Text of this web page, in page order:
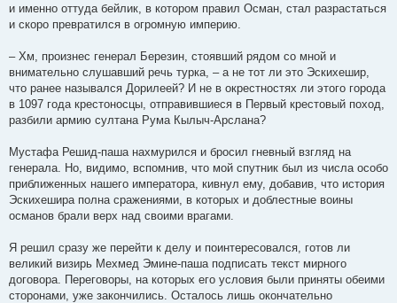
и именно оттуда бейлик, в котором правил Осман, стал разрастаться
и скоро превратился в огромную империю.
– Хм, произнес генерал Березин, стоявший рядом со мной и
внимательно слушавший речь турка, – а не тот ли это Эскихешир,
что ранее назывался Дорилеей? И не в окрестностях ли этого города
в 1097 года крестоносцы, отправившиеся в Первый крестовый поход,
разбили армию султана Рума Кылыч-Арслана?
Мустафа Решид-паша нахмурился и бросил гневный взгляд на
генерала. Но, видимо, вспомнив, что мой спутник был из числа особо
приближенных нашего императора, кивнул ему, добавив, что история
Эскихешира полна сражениями, в которых и доблестные воины
османов брали верх над своими врагами.
Я решил сразу же перейти к делу и поинтересовался, готов ли
великий визирь Мехмед Эмине-паша подписать текст мирного
договора. Переговоры, на которых его условия были приняты обеими
сторонами, уже закончились. Осталось лишь окончательно